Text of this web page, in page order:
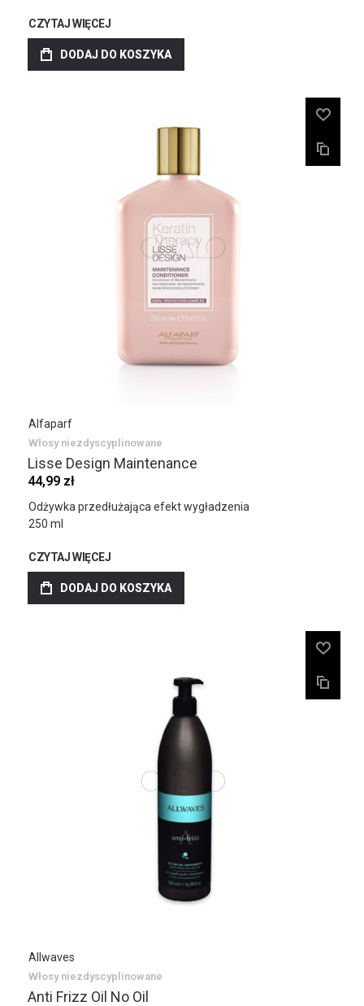
CZYTAJ WIĘCEJ
DODAJ DO KOSZYKA
Alfaparf
Włosy niezdyscyplinowane
Lisse Design Maintenance
44,99 zł
Odżywka przedłużająca efekt wygładzenia
250 ml
CZYTAJ WIĘCEJ
DODAJ DO KOSZYKA
Allwaves
Włosy niezdyscyplinowane
Anti Frizz Oil No Oil